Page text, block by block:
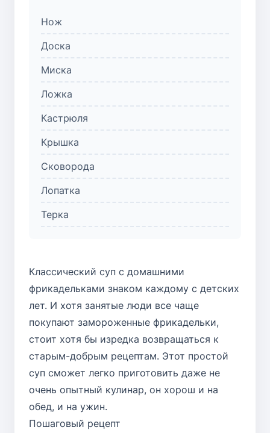
Нож
Доска
Миска
Ложка
Кастрюля
Крышка
Сковорода
Лопатка
Терка
Классический суп с домашними
фрикадельками знаком каждому с детских
лет. И хотя занятые люди все чаще
покупают замороженные фрикадельки,
стоит хотя бы изредка возвращаться к
старым-добрым рецептам. Этот простой
суп сможет легко приготовить даже не
очень опытный кулинар, он хорош и на
обед, и на ужин.
Пошаговый рецепт